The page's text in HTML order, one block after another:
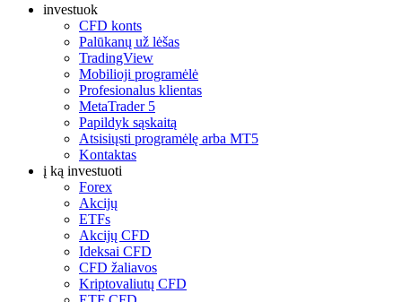
investuok
CFD konts
Palūkanų už lėšas
TradingView
Mobilioji programėlė
Profesionalus klientas
MetaTrader 5
Papildyk sąskaitą
Atsisiųsti programėlę arba MT5
Kontaktas
į ką investuoti
Forex
Akcijų
ETFs
Akcijų CFD
Ideksai CFD
CFD žaliavos
Kriptovaliutų CFD